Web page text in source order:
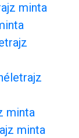
minta
minta
minta